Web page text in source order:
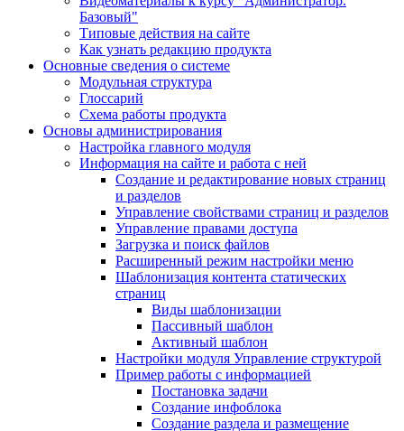
Базовый"
Типовые действия на сайте
Как узнать редакцию продукта
Основные сведения о системе
Модульная структура
Глоссарий
Схема работы продукта
Основы администрирования
Настройка главного модуля
Информация на сайте и работа с ней
Создание и редактирование новых страниц
и разделов
Управление свойствами страниц и разделов
Управление правами доступа
Загрузка и поиск файлов
Расширенный режим настройки меню
Шаблонизация контента статических
страниц
Виды шаблонизации
Пассивный шаблон
Активный шаблон
Настройки модуля Управление структурой
Пример работы с информацией
Постановка задачи
Создание инфоблока
Создание раздела и размещение